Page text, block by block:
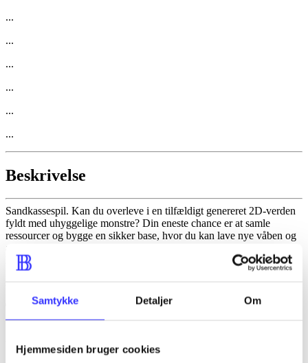
Samtykke Detaljer Om
Hjemmesiden bruger cookies
...
...
...
...
...
...
Beskrivelse
Sandkassespil. Kan du overleve i en tilfældigt genereret 2D-verden
fyldt med uhyggelige monstre? Din eneste chance er at samle
ressourcer og bygge en sikker base, hvor du kan lave nye våben og
andre brugbare genstande. Inviter op til tre venner med i spillet og
hjælp hinanden med at overleve og stå sammen i kampene mod
fjenderne.
Tidsskrift